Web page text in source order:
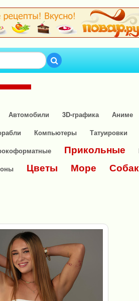
Автомобили 3D-графика Аниме
Компьютеры Татуировки
Прикольные
Цветы Море